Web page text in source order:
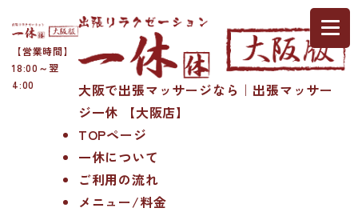
【営業時間】
18:00～翌
4:00
大阪で出張マッサージなら｜出張マッサー
ジ一休 【大阪店】
TOPページ
一休について
ご利用の流れ
メニュー/料金